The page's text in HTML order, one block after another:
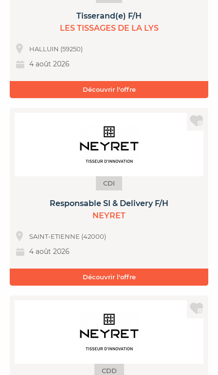
Tisserand(e) F/H
LES TISSAGES DE LA LYS
HALLUIN (59250)
4 août 2026
Découvrir l'offre
CDI
Responsable SI & Delivery F/H
NEYRET
SAINT-ETIENNE (42000)
4 août 2026
Découvrir l'offre
CDD